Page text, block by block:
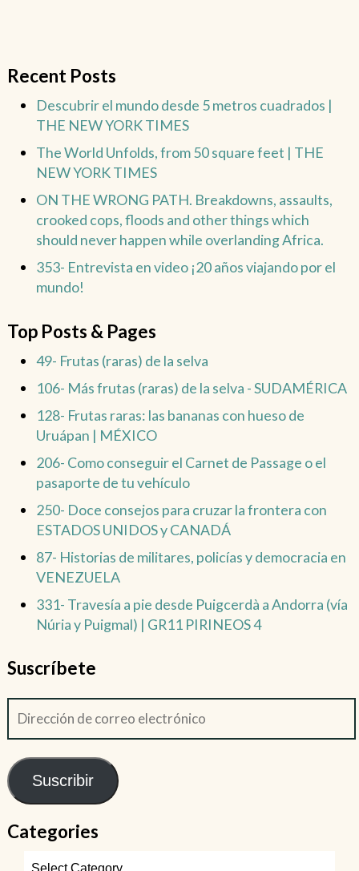
Recent Posts
Descubrir el mundo desde 5 metros cuadrados |
THE NEW YORK TIMES
The World Unfolds, from 50 square feet | THE
NEW YORK TIMES
ON THE WRONG PATH. Breakdowns, assaults,
crooked cops, floods and other things which
should never happen while overlanding Africa.
353- Entrevista en video ¡20 años viajando por el
mundo!
Top Posts & Pages
49- Frutas (raras) de la selva
106- Más frutas (raras) de la selva - SUDAMÉRICA
128- Frutas raras: las bananas con hueso de
Uruápan | MÉXICO
206- Como conseguir el Carnet de Passage o el
pasaporte de tu vehículo
250- Doce consejos para cruzar la frontera con
ESTADOS UNIDOS y CANADÁ
87- Historias de militares, policías y democracia en
VENEZUELA
331- Travesía a pie desde Puigcerdà a Andorra (vía
Núria y Puigmal) | GR11 PIRINEOS 4
Suscríbete
Suscribir
Categories